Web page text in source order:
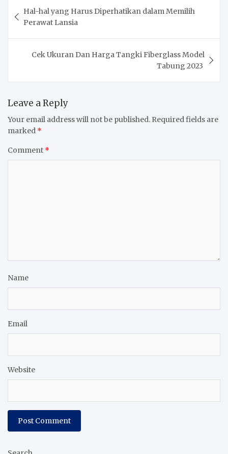
navigation
Hal-hal yang Harus Diperhatikan dalam Memilih
Perawat Lansia
Cek Ukuran Dan Harga Tangki Fiberglass Model
Tabung 2023
Leave a Reply
Your email address will not be published. Required fields are
marked *
Comment *
Name
Email
Website